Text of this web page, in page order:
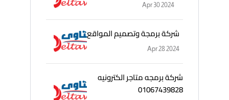
Apr 30 2024
شركة برمجة وتصميم المواقع
Apr 28 2024
شركة برمجه متاجر الكترونيه
01067439828